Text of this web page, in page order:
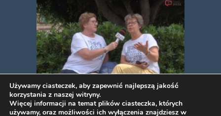
Odważne kobiety oczami Ligii
Henczel
Używamy ciasteczek, aby zapewnić najlepszą jakość
korzystania z naszej witryny.
Więcej informacji na temat plików ciasteczka, których
używamy, oraz możliwości ich wyłączenia znajdziesz w